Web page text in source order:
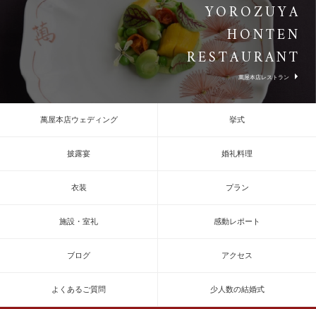
YOROZUYA
HONTEN
RESTAURANT
萬屋本店レストラン
萬屋本店ウェディング 挙式
披露宴 婚礼料理
衣装 プラン
施設・室礼 感動レポート
ブログ アクセス
よくあるご質問 少人数の結婚式